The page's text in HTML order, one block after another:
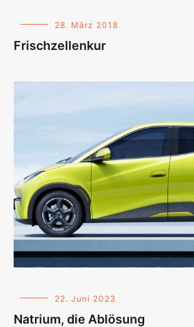
28. März 2018
Frischzellenkur
22. Juni 2023
Natrium, die Ablösung